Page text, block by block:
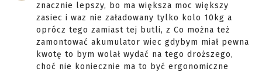
znacznie lepszy, bo ma większa moc większy
zasiec i waz nie załadowany tylko kolo 10kg a
oprócz tego zamiast tej butli, z Co można też
zamontować akumulator wiec gdybym miał pewna
kwotę to bym wolał wydać na tego droższego,
choć nie koniecznie ma to być ergonomiczne